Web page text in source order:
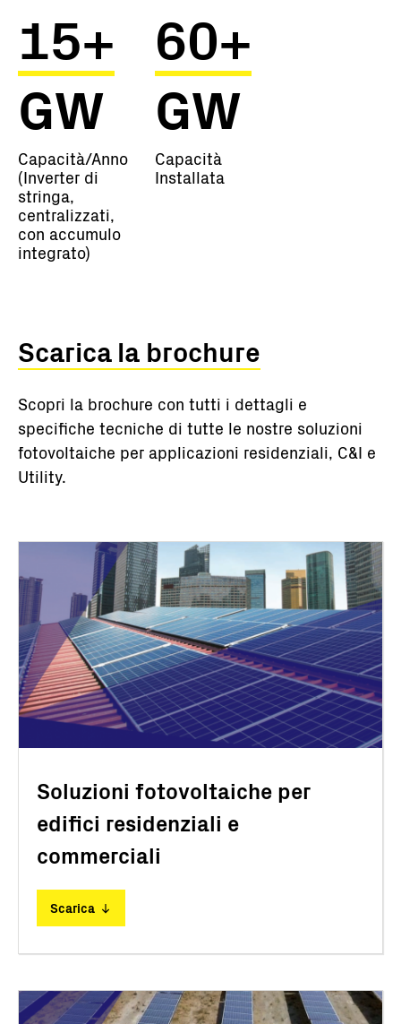
15+
GW
Capacità/Anno
(Inverter di
stringa,
centralizzati,
con accumulo
integrato)
60+
GW
Capacità
Installata
Scarica la brochure
Scopri la brochure con tutti i dettagli e
specifiche tecniche di tutte le nostre soluzioni
fotovoltaiche per applicazioni residenziali, C&I e
Utility.
Soluzioni fotovoltaiche per
edifici residenziali e
commerciali
Scarica